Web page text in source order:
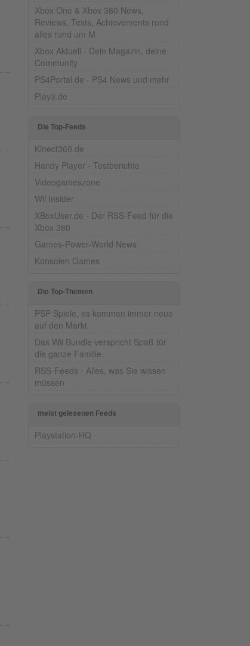
Xbox One & Xbox 360 News,
Reviews, Tests, Achievements rund
alles rund um M
Xbox Aktuell - Dein Magazin, deine
Community
PS4Portal.de - PS4 News und mehr
Play3.de
Die Top-Feeds
Kinect360.de
Handy Player - Testberichte
Videogameszone
Wii Insider
XBoxUser.de - Der RSS-Feed für die
Xbox 360
Games-Power-World News
Konsolen Games
Die Top-Themen
PSP Spiele, es kommen immer neue
auf den Markt
Das Wii Bundle verspricht Spaß für
die ganze Familie.
RSS-Feeds - Alles, was Sie wissen
müssen
meist gelesenen Feeds
Playstation-HQ